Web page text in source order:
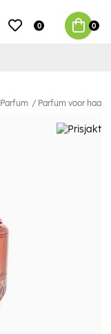
0 0
Parfum Parfum voor haar